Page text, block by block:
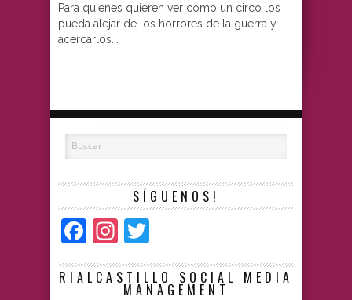
Para quienes quieren ver como un circo los
pueda alejar de los horrores de la guerra y
acercarlos...
SÍGUENOS!
Facebook
Instagram
RIALCASTILLO SOCIAL MEDIA
MANAGEMENT